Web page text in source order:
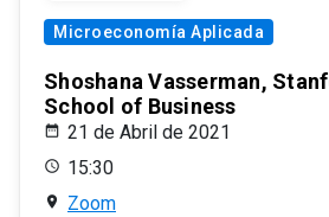
Microeconomía Aplicada
Shoshana Vasserman,
School of Business
21 de Abril de 2021
15:30
Zoom